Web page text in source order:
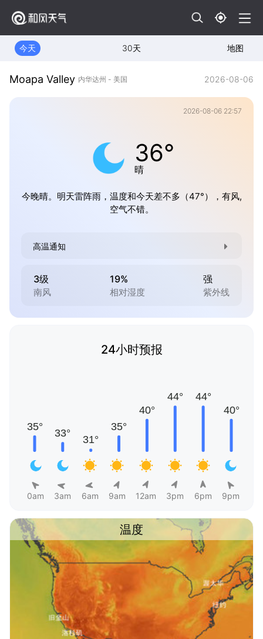
今天 30天 地图
Moapa Valley 内华达州 - 美国 2026-08-06
2026-08-06 22:57
36°
晴
今晚晴。明天雷阵雨，温度和今天差不多（47°），有风,
空气不错。
高温通知
3级
南风
19%
相对湿度
强
紫外线
24小时预报
0am 3am 6am 9am 12am 3pm 6pm 9pm
温度